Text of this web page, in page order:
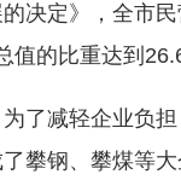
定》，全市民
的比重达到
减轻企业负担
攀钢、攀煤等